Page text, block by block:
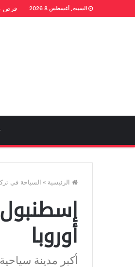
السبت, أغسطس 8 2026 فرص
الرئيسية » السياحة في
أوروبا
أكبر مدينة